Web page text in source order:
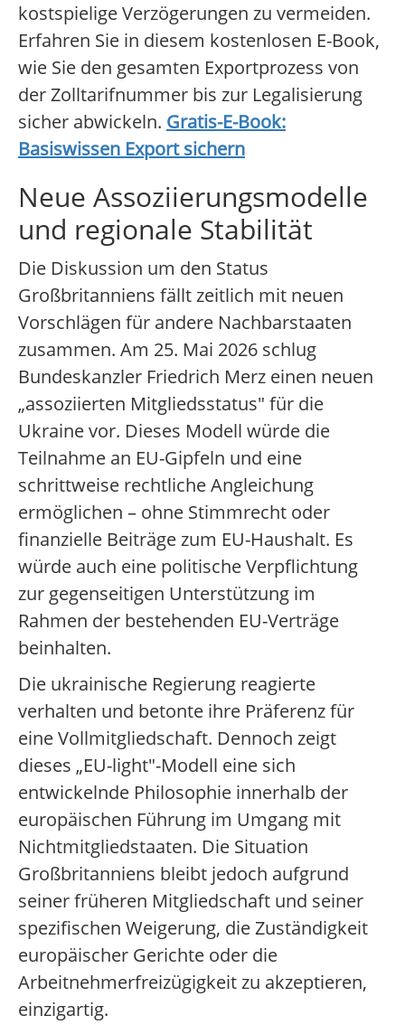
kostspielige Verzögerungen zu vermeiden.
Erfahren Sie in diesem kostenlosen E-Book,
wie Sie den gesamten Exportprozess von
der Zolltarifnummer bis zur Legalisierung
sicher abwickeln. Gratis-E-Book:
Basiswissen Export sichern
Neue Assoziierungsmodelle
und regionale Stabilität
Die Diskussion um den Status
Großbritanniens fällt zeitlich mit neuen
Vorschlägen für andere Nachbarstaaten
zusammen. Am 25. Mai 2026 schlug
Bundeskanzler Friedrich Merz einen neuen
„assoziierten Mitgliedsstatus" für die
Ukraine vor. Dieses Modell würde die
Teilnahme an EU-Gipfeln und eine
schrittweise rechtliche Angleichung
ermöglichen – ohne Stimmrecht oder
finanzielle Beiträge zum EU-Haushalt. Es
würde auch eine politische Verpflichtung
zur gegenseitigen Unterstützung im
Rahmen der bestehenden EU-Verträge
beinhalten.
Die ukrainische Regierung reagierte
verhalten und betonte ihre Präferenz für
eine Vollmitgliedschaft. Dennoch zeigt
dieses „EU-light"-Modell eine sich
entwickelnde Philosophie innerhalb der
europäischen Führung im Umgang mit
Nichtmitgliedstaaten. Die Situation
Großbritanniens bleibt jedoch aufgrund
seiner früheren Mitgliedschaft und seiner
spezifischen Weigerung, die Zuständigkeit
europäischer Gerichte oder die
Arbeitnehmerfreizügigkeit zu akzeptieren,
einzigartig.